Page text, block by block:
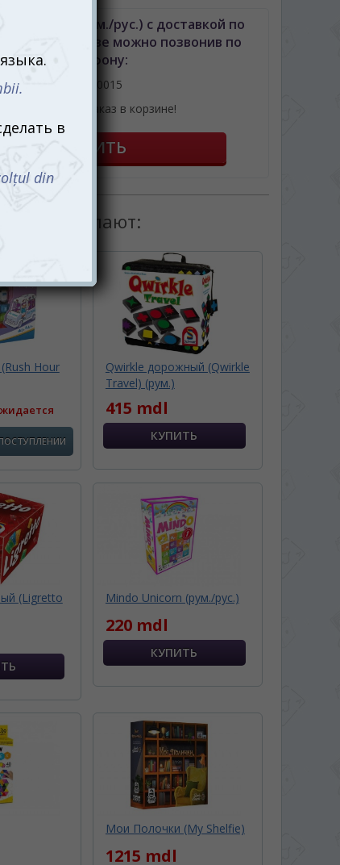
Robot (рум./рус.) с доставкой по
либо Молдове можно позвонив по
телефону:
061110015
или оформив заказ в корзине!
покупают:
Hour
Qwirkle дорожный (Qwirkle
Travel) (рум.)
415 mdl
(Ligretto
Mindo Unicorn (рум./рус.)
220 mdl
Мои Полочки (My Shelfie)
1215 mdl